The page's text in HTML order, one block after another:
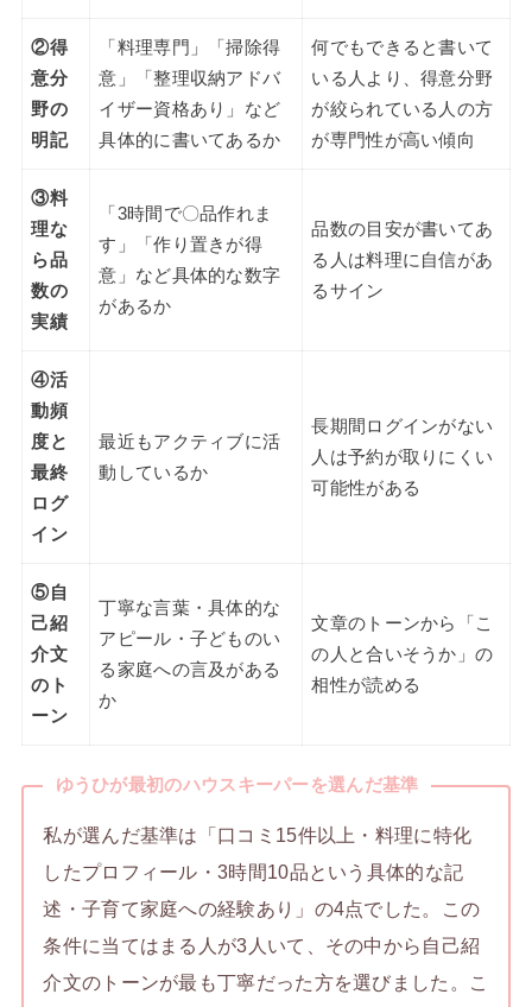
②得
意分
野の
明記
「料理専門」「掃除得
意」「整理収納アドバ
イザー資格あり」など
具体的に書いてあるか
何でもできると書いて
いる人より、得意分野
が絞られている人の方
が専門性が高い傾向
③料
理な
ら品
数の
実績
「3時間で〇品作れま
す」「作り置きが得
意」など具体的な数字
があるか
品数の目安が書いてあ
る人は料理に自信があ
るサイン
④活
動頻
度と
最終
ログ
イン
最近もアクティブに活
動しているか
長期間ログインがない
人は予約が取りにくい
可能性がある
⑤自
己紹
介文
のト
ーン
丁寧な言葉・具体的な
アピール・子どものい
る家庭への言及がある
か
文章のトーンから「こ
の人と合いそうか」の
相性が読める
ゆうひが最初のハウスキーパーを選んだ基準
私が選んだ基準は「口コミ15件以上・料理に特化
したプロフィール・3時間10品という具体的な記
述・子育て家庭への経験あり」の4点でした。この
条件に当てはまる人が3人いて、その中から自己紹
介文のトーンが最も丁寧だった方を選びました。こ